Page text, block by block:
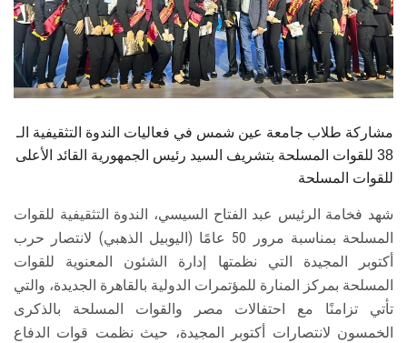
الزائـرون
سجل الان
مشاركة طلاب جامعة عين شمس في فعاليات الندوة التثقيفية الـ
38 للقوات المسلحة بتشريف السيد رئيس الجمهورية القائد الأعلى
للقوات المسلحة
شهد فخامة الرئيس عبد الفتاح السيسي، الندوة التثقيفية للقوات
المسلحة بمناسبة مرور 50 عامًا (اليوبيل الذهبي) لانتصار حرب
أكتوبر المجيدة التي نظمتها إدارة الشئون المعنوية للقوات
المسلحة بمركز المنارة للمؤتمرات الدولية بالقاهرة الجديدة، والتي
تأتي تزامنًا مع احتفالات مصر والقوات المسلحة بالذكرى
الخمسون لانتصارات أكتوبر المجيدة، حيث نظمت قوات الدفاع